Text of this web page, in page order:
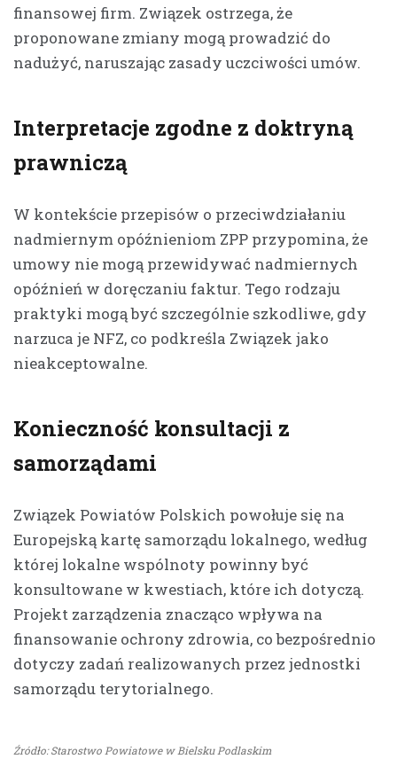
finansowej firm. Związek ostrzega, że
proponowane zmiany mogą prowadzić do
nadużyć, naruszając zasady uczciwości umów.
Interpretacje zgodne z doktryną
prawniczą
W kontekście przepisów o przeciwdziałaniu
nadmiernym opóźnieniom ZPP przypomina, że
umowy nie mogą przewidywać nadmiernych
opóźnień w doręczaniu faktur. Tego rodzaju
praktyki mogą być szczególnie szkodliwe, gdy
narzuca je NFZ, co podkreśla Związek jako
nieakceptowalne.
Konieczność konsultacji z
samorządami
Związek Powiatów Polskich powołuje się na
Europejską kartę samorządu lokalnego, według
której lokalne wspólnoty powinny być
konsultowane w kwestiach, które ich dotyczą.
Projekt zarządzenia znacząco wpływa na
finansowanie ochrony zdrowia, co bezpośrednio
dotyczy zadań realizowanych przez jednostki
samorządu terytorialnego.
Źródło: Starostwo Powiatowe w Bielsku Podlaskim